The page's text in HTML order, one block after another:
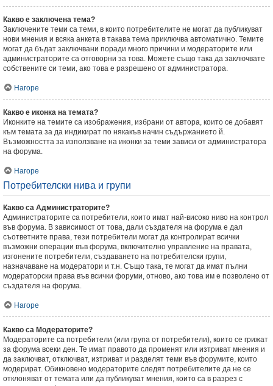
Какво е заключена тема?
Заключените теми са теми, в които потребителите не могат да публикуват
нови мнения и всяка анкета в такава тема приключва автоматично. Темите
могат да бъдат заключвани поради много причини и модераторите или
администраторите са отговорни за това. Можете също така да заключвате
собствените си теми, ако това е разрешено от администратора.
Нагоре
Какво е иконка на темата?
Иконките на темите са изображения, избрани от автора, които се добавят
към темата за да индикират по някакъв начин съдържанието й.
Възможността за използване на иконки за теми зависи от администратора
на форума.
Нагоре
Потребителски нива и групи
Какво са Администраторите?
Администраторите са потребители, които имат най-високо ниво на контрол
във форума. В зависимост от това, дали създателя на форума е дал
съответните права, тези потребители могат да контролират всички
възможни операции във форума, включително управление на правата,
изгонените потребители, създаването на потребителски групи,
назначаване на модератори и т.н. Също така, те могат да имат пълни
модераторски права във всички форуми, отново, ако това им е позволено от
създателя на форума.
Нагоре
Какво са Модераторите?
Модераторите са потребители (или група от потребители), които се грижат
за форума всеки ден. Те имат правото да променят или изтриват мнения и
да заключват, отключват, изтриват и разделят теми във форумите, които
модерират. Обикновено модераторите следят потребителите да не се
отклоняват от темата или да публикуват мнения, които са в разрез с